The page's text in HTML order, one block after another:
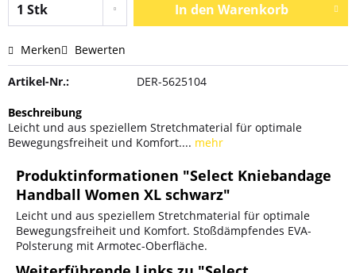
In den Warenkorb
Merken Bewerten
Artikel-Nr.: DER-5625104
Beschreibung
Leicht und aus speziellem Stretchmaterial für optimale
Bewegungsfreiheit und Komfort.... mehr
Produktinformationen "Select Kniebandage
Handball Women XL schwarz"
Leicht und aus speziellem Stretchmaterial für optimale
Bewegungsfreiheit und Komfort. Stoßdämpfendes EVA-
Polsterung mit Armotec-Oberfläche.